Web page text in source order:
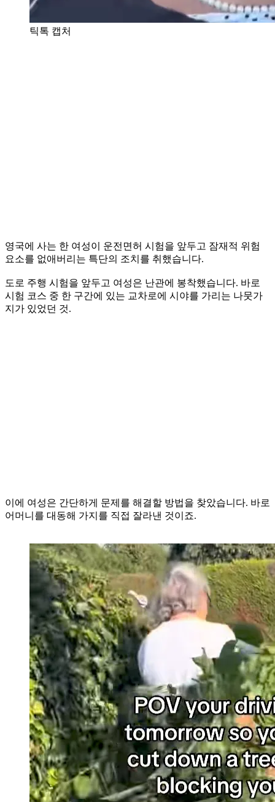
틱톡 캡처
영국에 사는 한 여성이 운전면허 시험을 앞두고 잠재적 위험
요소를 없애버리는 특단의 조치를 취했습니다.
도로 주행 시험을 앞두고 여성은 난관에 봉착했습니다. 바로
시험 코스 중 한 구간에 있는 교차로에 시야를 가리는 나뭇가
지가 있었던 것.
이에 여성은 간단하게 문제를 해결할 방법을 찾았습니다. 바로
어머니를 대동해 가지를 직접 잘라낸 것이죠.